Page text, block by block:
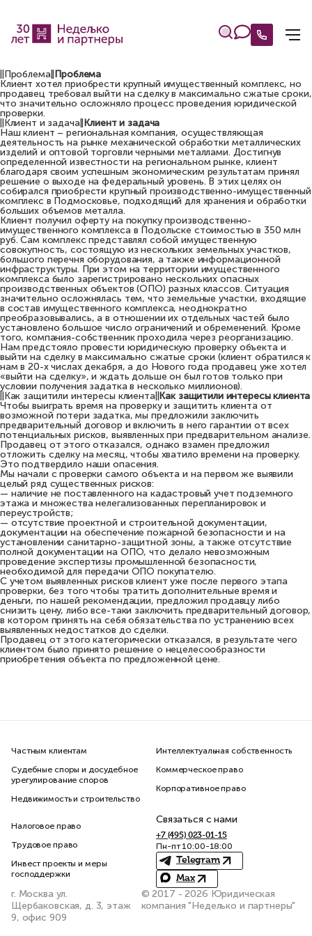
||Проблема|| Проблема
Клиент хотел приобрести крупный имущественный комплекс, но
продавец требовал выйти на сделку в максимально сжатые сроки,
что значительно осложняло процесс проведения юридической
проверки.
||Клиент и задача|| Клиент и задача
Наш клиент – региональная компания, осуществляющая
деятельность на рынке механической обработки металлических
изделий и оптовой торговли черными металлами. Достигнув
определенной известности на региональном рынке, клиент
благодаря своим успешным экономическим результатам принял
решение о выходе на федеральный уровень. В этих целях он
собирался приобрести крупный производственно-имущественный
комплекс в Подмосковье, подходящий для хранения и обработки
больших объемов металла.
Клиент получил оферту на покупку производственно-
имущественного комплекса в Подольске стоимостью в 350 млн
руб. Сам комплекс представлял собой имущественную
совокупность, состоящую из нескольких земельных участков,
большого перечня оборудования, а также информационной
инфраструктуры. При этом на территории имущественного
комплекса было зарегистрировано нескольких опасных
производственных объектов (ОПО) разных классов. Ситуация
значительно осложнялась тем, что земельные участки, входящие
в состав имущественного комплекса, неоднократно
преобразовывались, а в отношении их отдельных частей было
установлено большое число ограничений и обременений. Кроме
того, компания-собственник проходила через реорганизацию.
Нам предстояло провести юридическую проверку объекта и
выйти на сделку в максимально сжатые сроки (клиент обратился к
нам в 20-х числах декабря, а до Нового года продавец уже хотел
«выйти на сделку», и ждать дольше он был готов только при
условии получения задатка в несколько миллионов).
||Как защитили интересы клиента|| Как защитили интересы клиента
Чтобы выиграть время на проверку и защитить клиента от
возможной потери задатка, мы предложили заключить
предварительный договор и включить в него гарантии от всех
потенциальных рисков, выявленных при предварительном анализе.
Продавец от этого отказался, однако взамен предложил
отложить сделку на месяц, чтобы хватило времени на проверку.
Это подтвердило наши опасения.
Мы начали с проверки самого объекта и на первом же выявили
целый ряд существенных рисков:
— наличие не поставленного на кадастровый учет подземного
этажа и множества нелегализованных перепланировок и
переустройств;
— отсутствие проектной и строительной документации,
документации на обеспечение пожарной безопасности и на
установлении санитарно-защитной зоны, а также отсутствие
полной документации на ОПО, что делало невозможным
проведение экспертизы промышленной безопасности,
необходимой для передачи ОПО покупателю.
С учетом выявленных рисков клиент уже после первого этапа
проверки, без того чтобы тратить дополнительные время и
деньги, по нашей рекомендации, предложил продавцу либо
снизить цену, либо все-таки заключить предварительный договор,
в котором принять на себя обязательства по устранению всех
выявленных недостатков до сделки.
Продавец от этого категорически отказался, в результате чего
клиентом было принято решение о нецелесообразности
приобретения объекта по предложенной цене.
Частным клиентам
Судебные споры и досудебное
урегулирование споров
Недвижимость и строительство
Интеллектуальная собственность
Коммерческое право
Корпоративное право
Налоговое право
Трудовое право
Инвест проекты и меры
господдержки
Связаться с нами
+7 (495) 023-01-15
Пн-пт 10:00-18:00
Telegram
Max
г. Москва ул.
Щербаковская, д. 3, этаж
9, офис 909
© 2017 - 2026 Юридическая
компания "Неделько и партнеры"